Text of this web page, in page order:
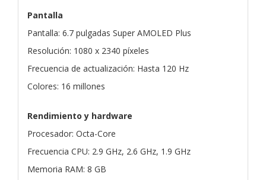
Pantalla
Pantalla: 6.7 pulgadas Super AMOLED Plus
Resolución: 1080 x 2340 píxeles
Frecuencia de actualización: Hasta 120 Hz
Colores: 16 millones
Rendimiento y hardware
Procesador: Octa-Core
Frecuencia CPU: 2.9 GHz, 2.6 GHz, 1.9 GHz
Memoria RAM: 8 GB